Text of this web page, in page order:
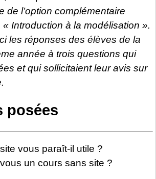
de l’option complémentaire
Introduction à la modélisation ».
les réponses des élèves de la
année à trois questions qui
et qui sollicitaient leur avis sur
posées
vous paraît-il utile ?
un cours sans site ?